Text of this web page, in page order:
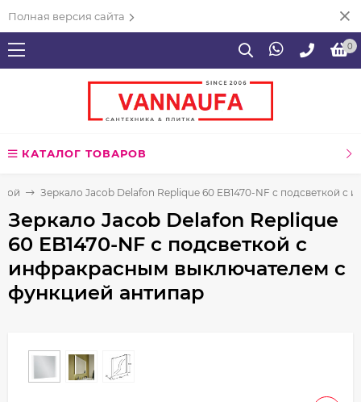
Полная версия сайта
0
КАТАЛОГ ТОВАРОВ
Зеркало Jacob Delafon Replique 60 EB1470-NF с подсветкой
Зеркало Jacob Delafon Replique
60 EB1470-NF с подсветкой с
инфракрасным выключателем с
функцией антипар